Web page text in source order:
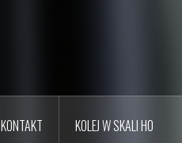
KONTAKT KOLEJ W SKALI H0